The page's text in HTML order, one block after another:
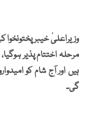
وزیراعلیٰ
ہیں اور آج شام کو
گی۔